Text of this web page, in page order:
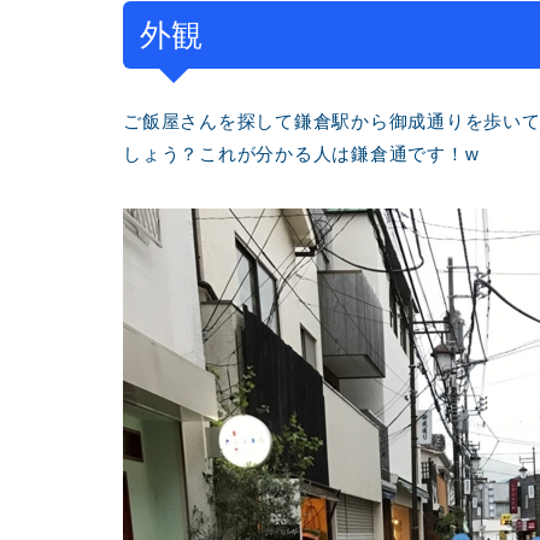
外観
ご飯屋さんを探して鎌倉駅から御成通りを歩い
しょう？これが分かる人は鎌倉通です！w